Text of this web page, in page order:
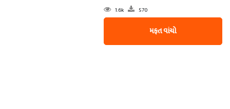
1.6k 570
મફત વાંચો